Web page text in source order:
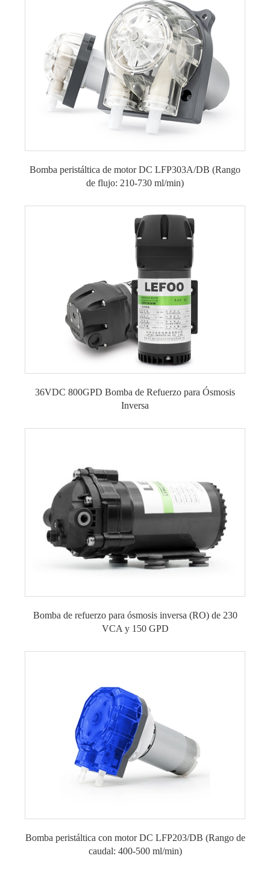
Bomba peristáltica de motor DC LFP303A/DB (Rango
de flujo: 210-730 ml/min)
36VDC 800GPD Bomba de Refuerzo para Ósmosis
Inversa
Bomba de refuerzo para ósmosis inversa (RO) de 230
VCA y 150 GPD
Bomba peristáltica con motor DC LFP203/DB (Rango de
caudal: 400-500 ml/min)